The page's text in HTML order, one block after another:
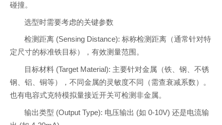
碰撞。
选型时需要考虑的关键参数
检测距离 (Sensing Distance): 标称检测距离（通常针对特
定尺寸的标准铁目标），有效测量范围。
目标材料 (Target Material): 主要针对金属（铁、钢、不锈
钢、铝、铜等），不同金属的灵敏度不同（需查衰减系数）。
也有电容式克特模拟量接近开关可检测非金属。
输出类型 (Output Type): 电压输出 (如 0-10V) 还是电流输